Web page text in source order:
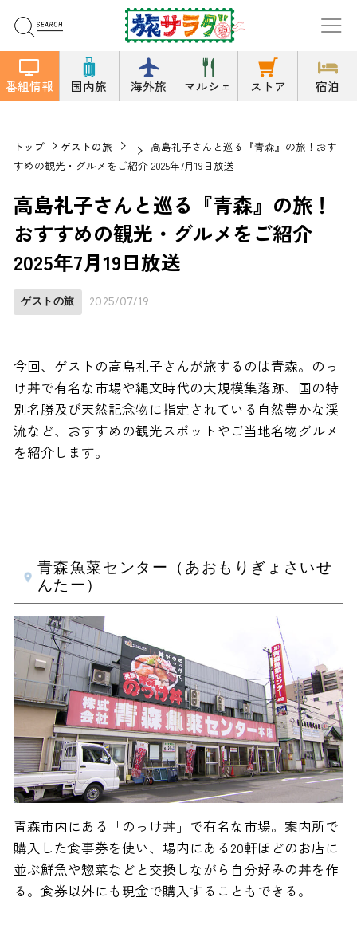
番組情報 国内旅 海外旅 マルシェ ストア 宿泊
トップ ゲストの旅
高島礼子さんと巡る『青森』の旅！おす
すめの観光・グルメをご紹介 2025年7月19日放送
高島礼子さんと巡る『青森』の旅！
おすすめの観光・グルメをご紹介
2025年7月19日放送
ゲストの旅 2025/07/19
今回、ゲストの高島礼子さんが旅するのは青森。のっ
け丼で有名な市場や縄文時代の大規模集落跡、国の特
別名勝及び天然記念物に指定されている自然豊かな渓
流など、おすすめの観光スポットやご当地名物グルメ
を紹介します。
青森魚菜センター（あおもりぎょさいせ
んたー）
青森市内にある「のっけ丼」で有名な市場。案内所で
購入した食事券を使い、場内にある20軒ほどのお店に
並ぶ鮮魚や惣菜などと交換しながら自分好みの丼を作
る。食券以外にも現金で購入することもできる。